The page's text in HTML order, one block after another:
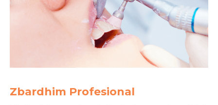
Zbardhim Profesional